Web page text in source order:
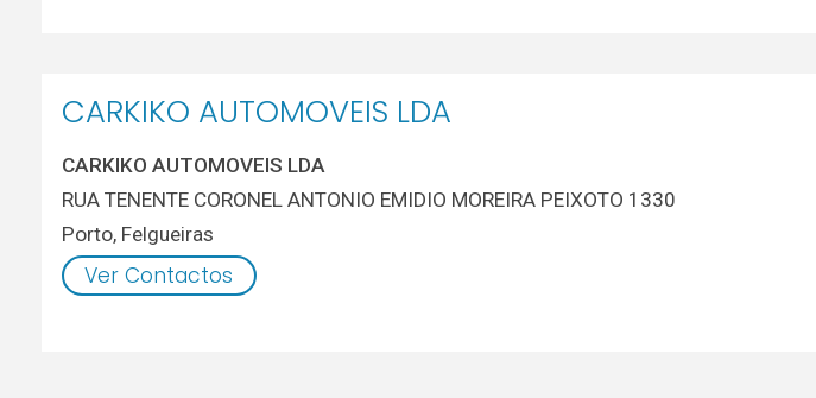
CARKIKO AUTOMOVEIS LDA
CARKIKO AUTOMOVEIS LDA
RUA TENENTE CORONEL ANTONIO EMIDIO MOREIRA PEIXOTO 1330
Porto, Felgueiras
Ver Contactos